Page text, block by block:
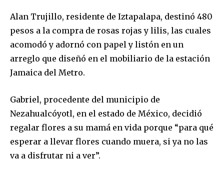
Únete a nuestra comunidad de
suscriptores y sé parte de la
conversación.
y da click en el botón de "suscribir". No te preocupes,
respetamos tu privacidad y no enviaremos correo basura a tu
INBOX. Tu información está segura con nosotros.
Alan Trujillo, residente de Iztapalapa, destinó 480
pesos a la compra de rosas rojas y lilis, las cuales
acomodó y adornó con papel y listón en un
arreglo que diseñó en el mobiliario de la estación
Jamaica del Metro.
Gabriel, procedente del municipio de
Nezahualcóyotl, en el estado de México, decidió
regalar flores a su mamá en vida porque “para qué
esperar a llevar flores cuando muera, si ya no las
va a disfrutar ni a ver”.